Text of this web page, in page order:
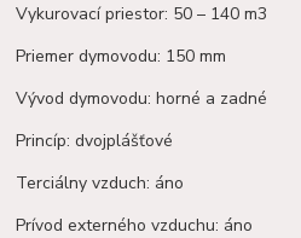
Vykurovací priestor: 50 – 140 m3
Priemer dymovodu: 150 mm
Vývod dymovodu: horné a zadné
Princíp: dvojplášťové
Terciálny vzduch: áno
Prívod externého vzduchu: áno